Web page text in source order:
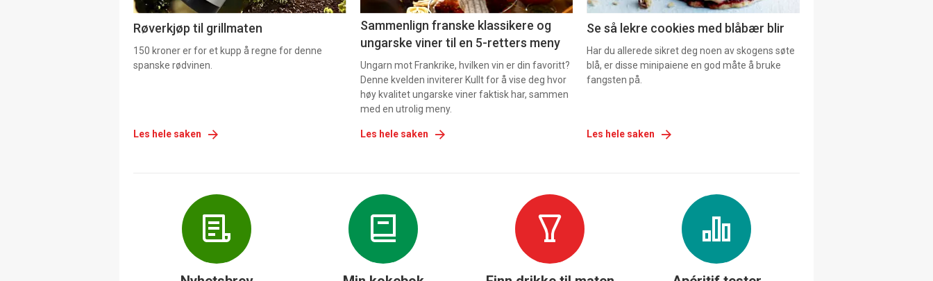
Røverkjøp til grillmaten
150 kroner er for et kupp å regne for denne
spanske rødvinen.
Les hele saken
Sammenlign franske klassikere og
ungarske viner til en 5-retters meny
Ungarn mot Frankrike, hvilken vin er din favoritt?
Denne kvelden inviterer Kullt for å vise deg hvor
høy kvalitet ungarske viner faktisk har, sammen
med en utrolig meny.
Les hele saken
Se så lekre cookies med blåbær blir
Har du allerede sikret deg noen av skogens søte
blå, er disse minipaiene en god måte å bruke
fangsten på.
Les hele saken